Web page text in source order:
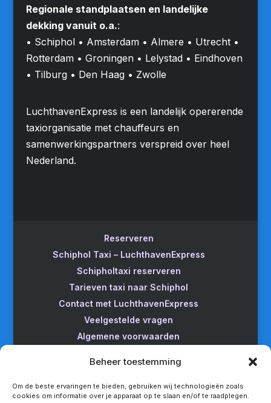
Beheer toestemming
Om de beste ervaringen te bieden, gebruiken wij technologieën zoals
cookies om informatie over je apparaat op te slaan en/of te raadplegen.
Regionale standplaatsen en landelijke
dekking vanuit o.a.:
• Schiphol • Amsterdam • Almere • Utrecht •
Rotterdam • Groningen • Lelystad • Eindhoven
• Tilburg • Den Haag • Zwolle
LuchthavenExpress is een landelijk opererende
taxiorganisatie met chauffeurs en
samenwerkingspartners verspreid over heel
Nederland.
Reserveren
Schiphol Taxi – LuchthavenExpress
Schipholtaxi reserveren
Tarieven taxi naar Schiphol
Contact met LuchthavenExpress
Veelgestelde vragen
Algemene voorwaarden
Taxi van Almere naar Schiphol